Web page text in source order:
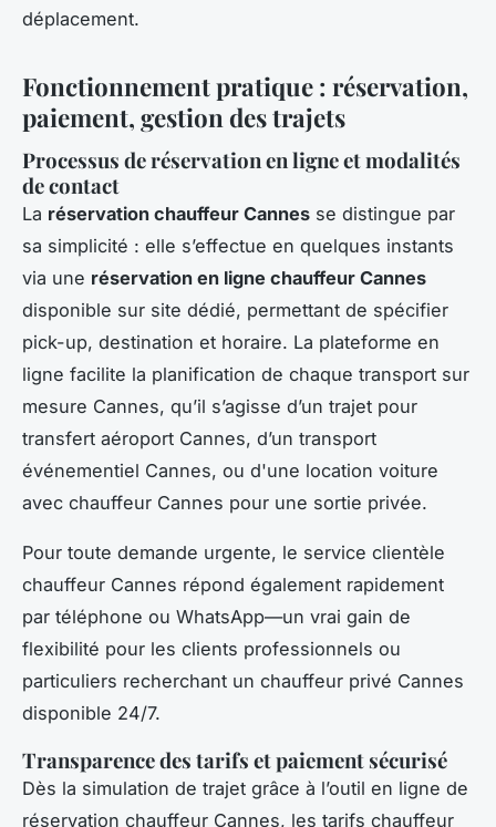
déplacement.
Fonctionnement pratique : réservation,
paiement, gestion des trajets
Processus de réservation en ligne et modalités
de contact
La réservation chauffeur Cannes se distingue par
sa simplicité : elle s’effectue en quelques instants
via une réservation en ligne chauffeur Cannes
disponible sur site dédié, permettant de spécifier
pick-up, destination et horaire. La plateforme en
ligne facilite la planification de chaque transport sur
mesure Cannes, qu’il s’agisse d’un trajet pour
transfert aéroport Cannes, d’un transport
événementiel Cannes, ou d'une location voiture
avec chauffeur Cannes pour une sortie privée.
Pour toute demande urgente, le service clientèle
chauffeur Cannes répond également rapidement
par téléphone ou WhatsApp—un vrai gain de
flexibilité pour les clients professionnels ou
particuliers recherchant un chauffeur privé Cannes
disponible 24/7.
Transparence des tarifs et paiement sécurisé
Dès la simulation de trajet grâce à l’outil en ligne de
réservation chauffeur Cannes, les tarifs chauffeur